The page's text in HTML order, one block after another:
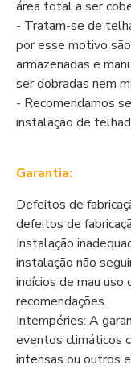
área total a ser
- Tratam-se de
por esse motivo
armazenadas e
ser dobradas nem
- Recomendamos
instalação de
Garantia:
Defeitos de
defeitos de
Instalação
instalação não
indícios de mau uso
recomendações.
Intempéries: A
eventos climáticos
intensas ou outros